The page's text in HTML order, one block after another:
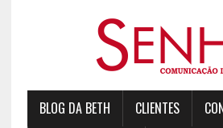
BLOG DA BETH CLIENTES